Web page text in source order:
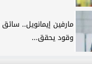
مارفين إيمانويل..
وقود يحقق...